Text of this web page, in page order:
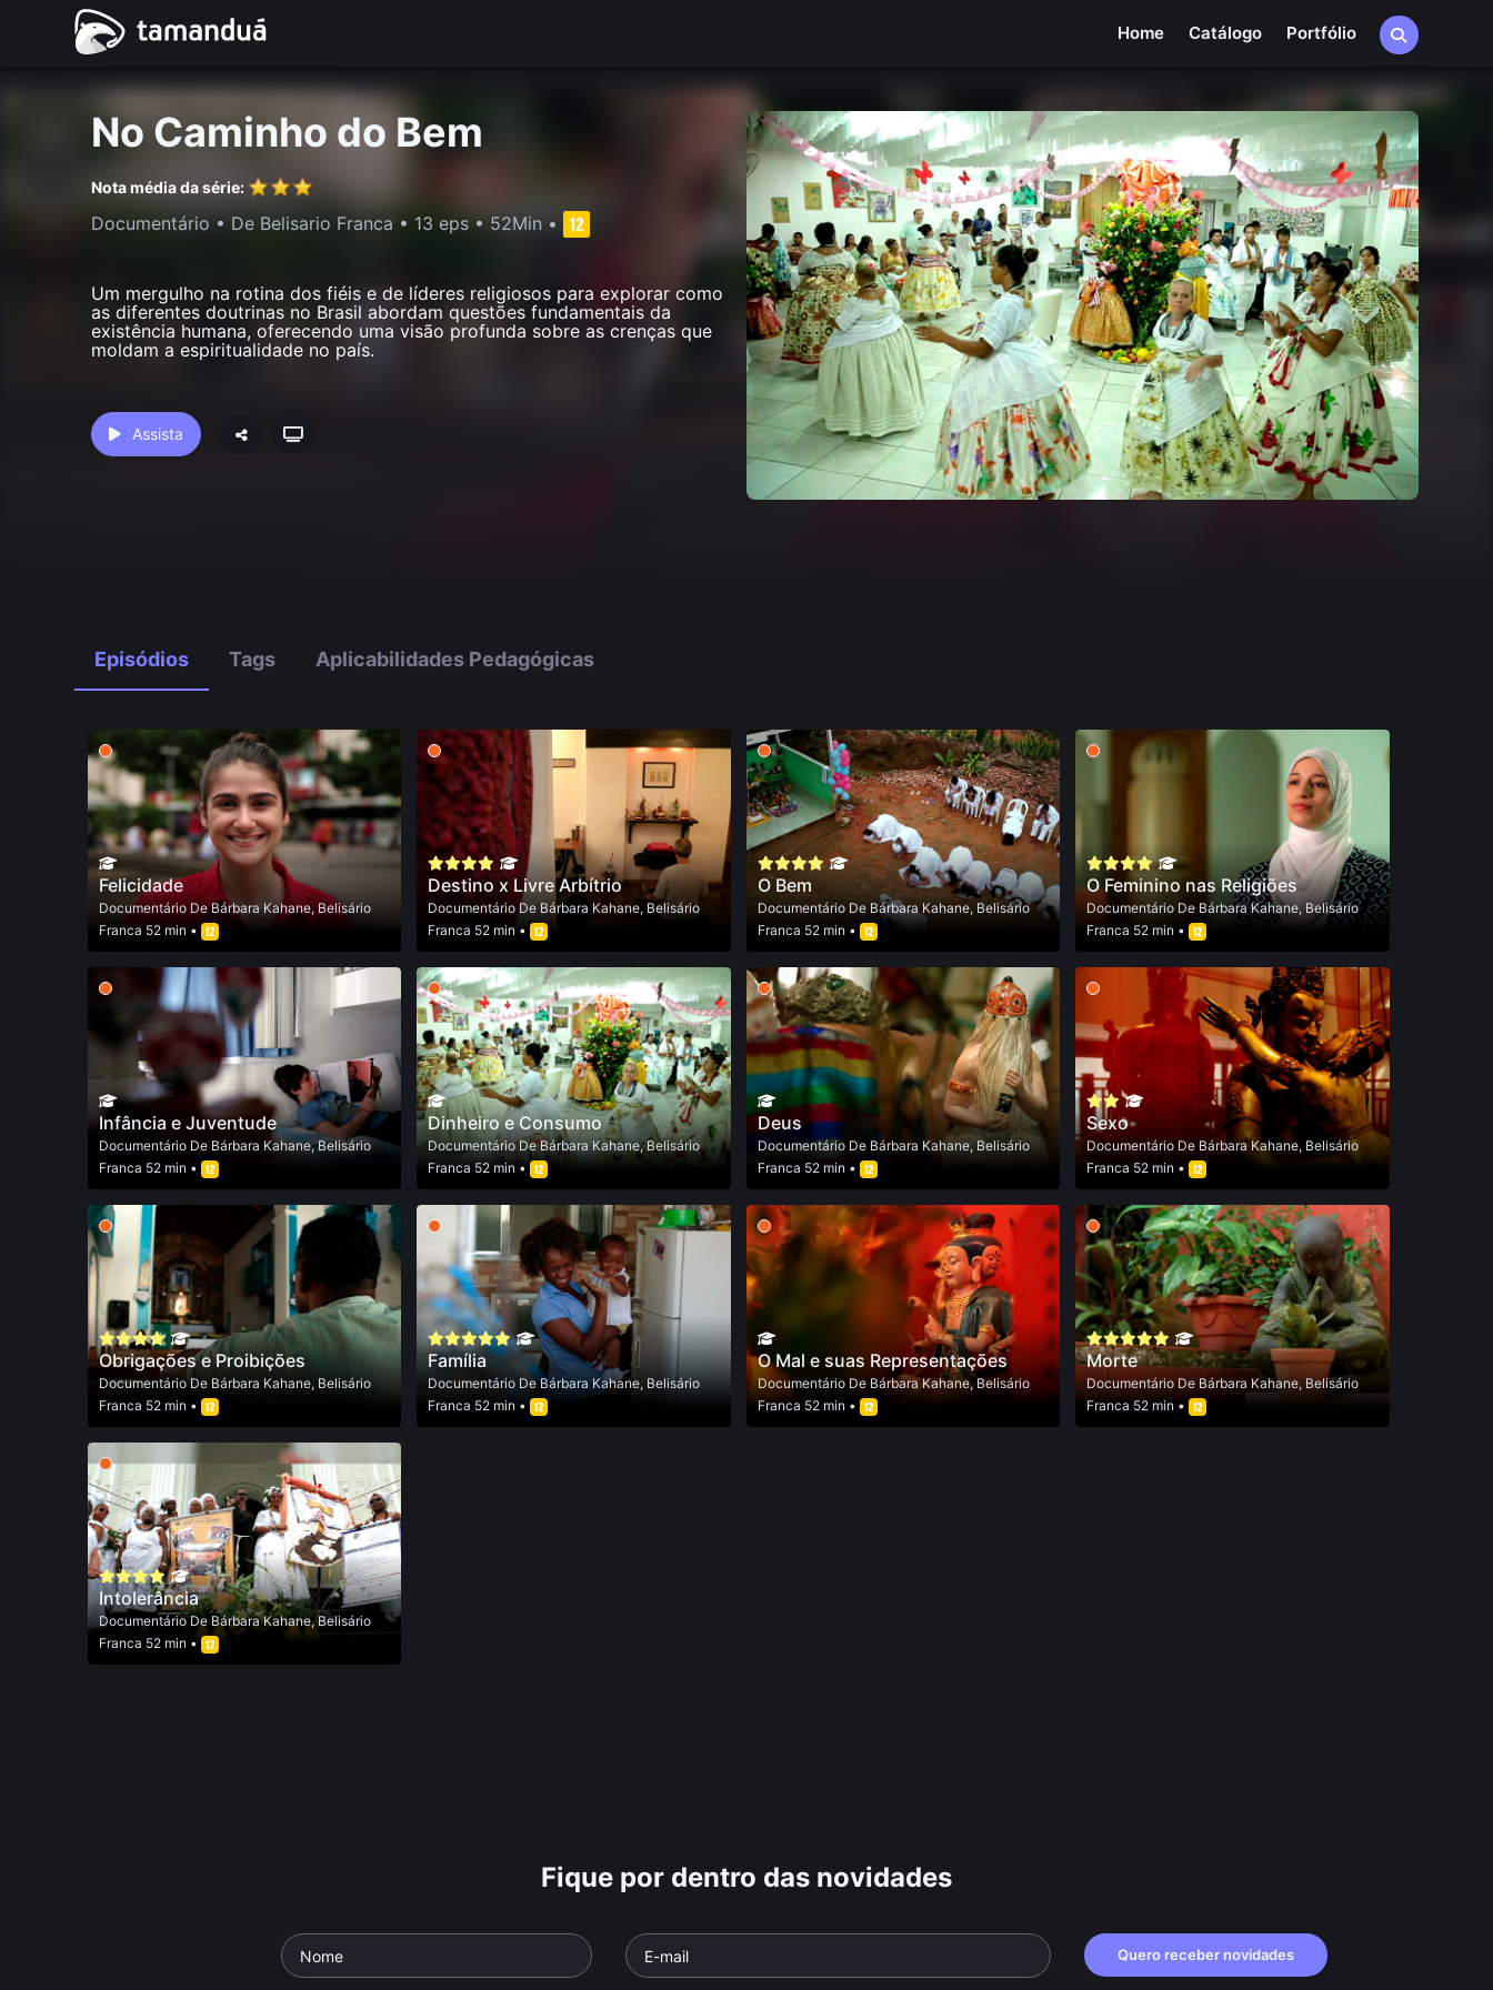
Home Catálogo Portfólio
No Caminho do Bem
Nota média da série:
Documentário • De Belisario Franca • 13 eps • 52Min •
Um mergulho na rotina dos fiéis e de líderes religiosos para explorar como
as diferentes doutrinas no Brasil abordam questões fundamentais da
existência humana, oferecendo uma visão profunda sobre as crenças que
moldam a espiritualidade no país.
Assista
Episódios Tags Aplicabilidades Pedagógicas
Felicidade
DocumentárioDeBárbara Kahane,Belisário
Franca 52 min •
Destino x Livre Arbítrio
Documentário De Bárbara Kahane, Belisário
Franca 52 min •
O Bem
DocumentárioDe Bárbara Kahane, Belisário
Franca 52 min •
O Feminino nas Religiões
Documentário De Bárbara Kahane,Belisário
Franca 52 min •
Infância e Juventude
DocumentárioDe Bárbara Kahane,Belisário
Franca 52 min •
Dinheiro e Consumo
DocumentárioDeBárbara Kahane,Belisário
Franca 52 min •
Deus
DocumentárioDe Bárbara Kahane,Belisário
Franca 52 min •
Sexo
Documentário De Bárbara Kahane, Belisário
Franca 52 min •
Obrigações e Proibições
DocumentárioDe Bárbara Kahane, Belisário
Franca 52 min •
Família
Documentário DeBárbara Kahane, Belisário
Franca 52 min •
O Mal e suas Representações
DocumentárioDe Bárbara Kahane, Belisário
Franca 52 min •
Morte
Documentário De Bárbara Kahane,Belisário
Franca 52 min •
Intolerância
DocumentárioDe Bárbara Kahane,Belisário
Franca 52 min •
Fique por dentro das novidades
Quero receber novidades